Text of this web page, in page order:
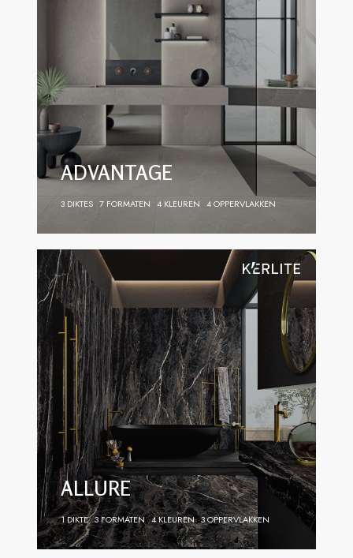
ADVANTAGE
3 DIKTES 7 FORMATEN 4 KLEUREN 4 OPPERVLAKKEN
ALLURE
1 DIKTE 3 FORMATEN 4 KLEUREN 3 OPPERVLAKKEN